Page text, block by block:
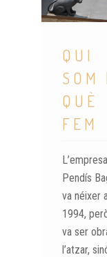
QUI
SOM |
QUÈ
FEM
L’empresa
Pendís
va néixer
1994,
va ser
l’atzar,